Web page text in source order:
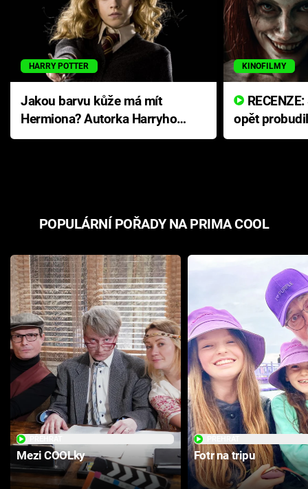
HARRY POTTER
Jakou barvu kůže má mít
Hermiona? Autorka Harryho
Pottera přišla s ráznou
KINOFILMY
opět
přichází s
POPULÁRNÍ POŘADY NA PRIMA COOL
Mezi COOLky Fotr na tripu